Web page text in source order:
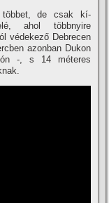
többet, de csak kí­
ahol többnyire
védekező Debrecen
azonban Dukon
-, s 14 méteres